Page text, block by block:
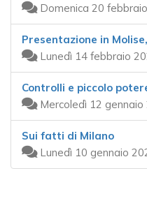
Domenica 20
Presentazione in
Lunedì 14 febbraio
Controlli e piccolo
Mercoledì 12 gennaio
Sui fatti di Milano
Lunedì 10 gennaio